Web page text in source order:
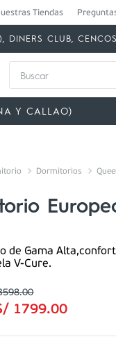
Tiendas
DINERS CLUB,
Y CALLAO)
Dormitorios
de Gama
V-Cure.
.00
1799.00